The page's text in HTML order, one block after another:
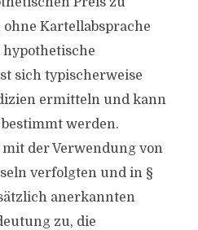
Kartellabsprache
hypothetische
sich typischerweise
ermitteln und kann
werden.
der Verwendung von
verfolgten und in §
anerkannten
zu, die